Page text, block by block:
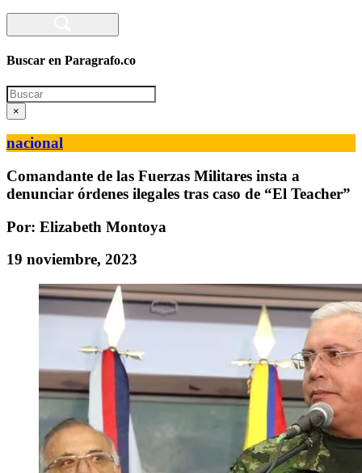
Buscar en Paragrafo.co
Search
×
nacional
Comandante de las Fuerzas Militares insta a
denunciar órdenes ilegales tras caso de “El Teacher”
Por: Elizabeth Montoya
19 noviembre, 2023